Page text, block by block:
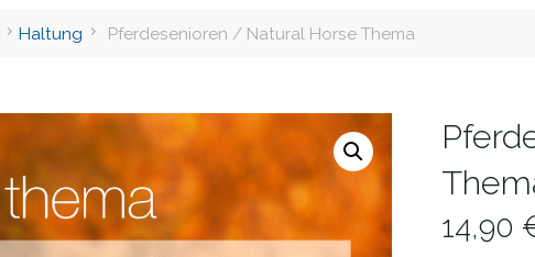
Haltung Pferdesenioren / Natural Horse Thema
14,90